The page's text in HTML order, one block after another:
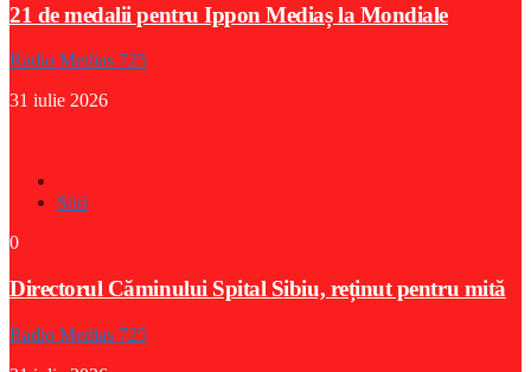
21 de medalii pentru Ippon Mediaș la Mondiale
Radio Medias 725
31 iulie 2026
Stiri
0
Directorul Căminului Spital Sibiu, reținut pentru mită
Radio Medias 725